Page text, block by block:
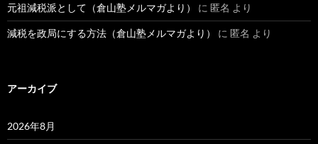
元祖減税派として（倉山塾メルマガより） に 匿名 より
減税を政局にする方法（倉山塾メルマガより） に 匿名 より
アーカイブ
2026年8月